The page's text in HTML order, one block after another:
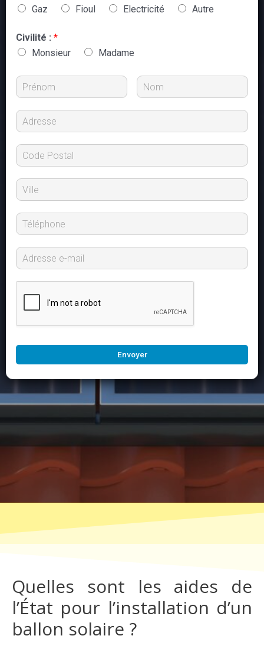
Gaz
Fioul Electricité Autre
Civilité : *
Monsieur
Madame
Envoyer
Quelles sont les aides de
l’État pour l’installation d’un
ballon solaire ?